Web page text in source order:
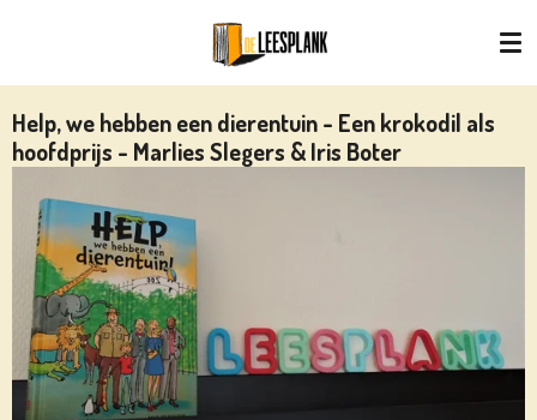
naar
de
hoofdinhoud
Help, we hebben een dierentuin - Een krokodil als
hoofdprijs - Marlies Slegers & Iris Boter